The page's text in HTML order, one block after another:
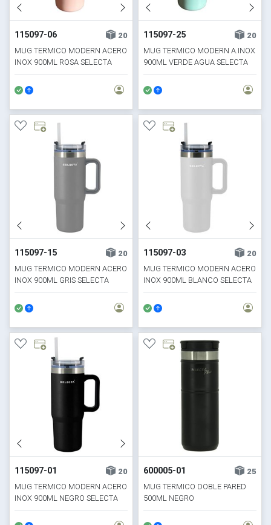
115097-06
20
MUG TERMICO MODERN ACERO
INOX 900ML ROSA SELECTA
115097-25
20
MUG TERMICO MODERN A.INOX
900ML VERDE AGUA SELECTA
115097-15
20
MUG TERMICO MODERN ACERO
INOX 900ML GRIS SELECTA
115097-03
20
MUG TERMICO MODERN ACERO
INOX 900ML BLANCO SELECTA
115097-01
20
MUG TERMICO MODERN ACERO
INOX 900ML NEGRO SELECTA
600005-01
25
MUG TERMICO DOBLE PARED
500ML NEGRO